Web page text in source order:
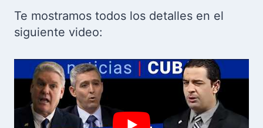
Te mostramos todos los detalles en el
siguiente video: